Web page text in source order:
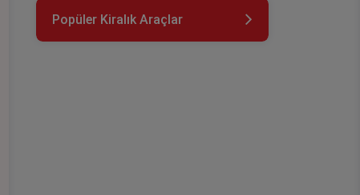
Popüler Kiralık Araçlar